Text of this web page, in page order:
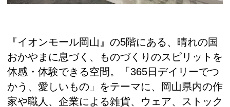
『イオンモール岡山』の5階にある、晴れの国
おかやまに息づく、ものづくりのスピリットを
体感・体験できる空間。「365日デイリーでつ
かう、愛しいもの」をテーマに、岡山県内の作
家や職人、企業による雑貨、ウェア、ストック